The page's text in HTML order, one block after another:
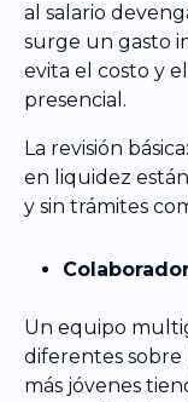
al salario
surge un gasto
evita el costo y
presencial.
La revisión
en liquidez
y sin trámites
Un equipo
diferentes sobre
más jóvenes